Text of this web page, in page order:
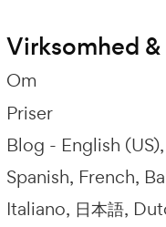
Virksomhed
Om
Priser
Blog - English (US)
Spanish French
Italiano 日本語